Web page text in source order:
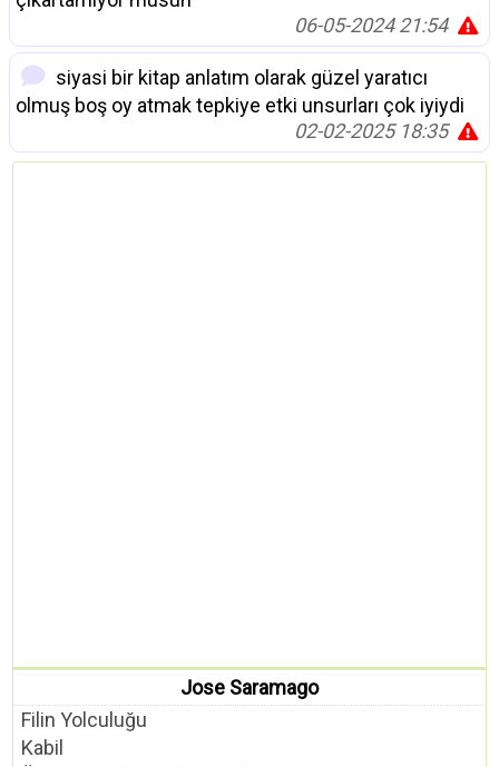
06-05-2024 21:54
siyasi bir kitap anlatım olarak güzel yaratıcı
olmuş boş oy atmak tepkiye etki unsurları çok iyiydi
02-02-2025 18:35
Jose Saramago
Filin Yolculuğu
Kabil